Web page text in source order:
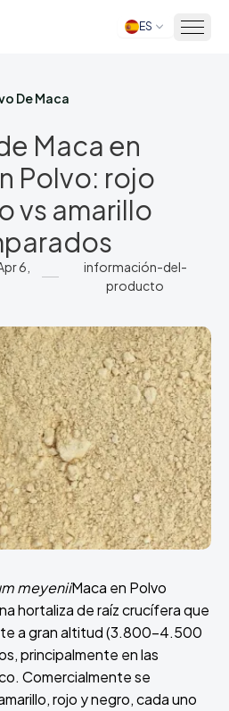
ES
De Maca
Maca en
Polvo: rojo
vs amarillo
6,
información-del-
producto
meyeniiMaca en Polvo
hortaliza de raíz crucífera que
a gran altitud (3.800-4.500
principalmente en las
Comercialmente se
rojo y negro, cada uno